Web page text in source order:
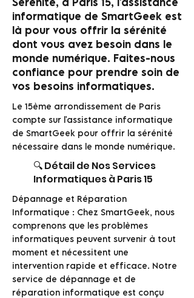
informatique de SmartGeek est
là pour vous offrir la sérénité
dont vous avez besoin dans le
monde numérique. Faites-nous
confiance pour prendre soin de
vos besoins informatiques.
Le 15ème arrondissement de Paris
compte sur l'assistance informatique
de SmartGeek pour offrir la sérénité
nécessaire dans le monde numérique.
🔍 Détail de Nos Services
Informatiques à Paris 15
Dépannage et Réparation
Informatique : Chez SmartGeek, nous
comprenons que les problèmes
informatiques peuvent survenir à tout
moment et nécessitent une
intervention rapide et efficace. Notre
service de dépannage et de
réparation informatique est conçu